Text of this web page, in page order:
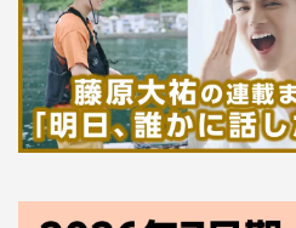
生田絵梨花 コメント